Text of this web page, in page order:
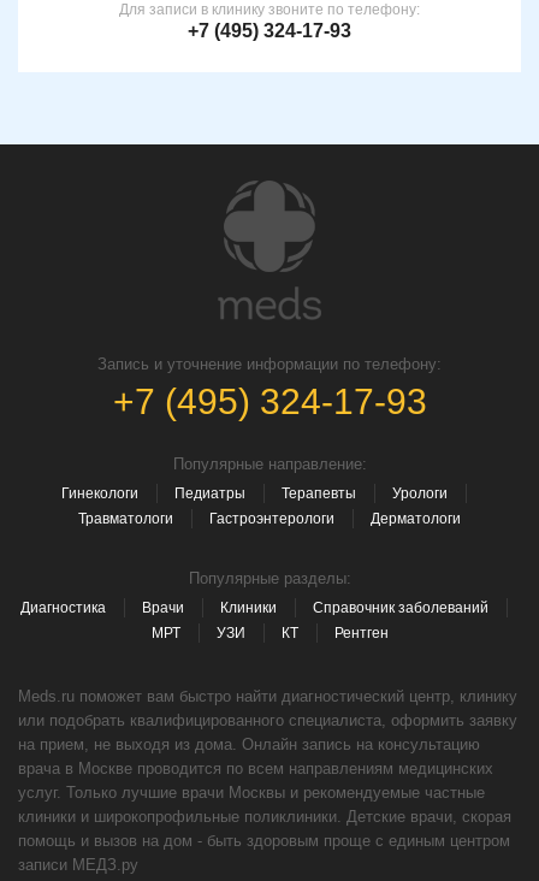
Для записи в клинику звоните по телефону:
+7 (495) 324-17-93
Запись и уточнение информации по телефону:
+7 (495) 324-17-93
Популярные направление:
Гинекологи Педиатры Терапевты
Урологи
Травматологи
Гастроэнтерологи Дерматологи
Популярные разделы:
Диагностика Врачи Клиники
Справочник заболеваний
МРТ
УЗИ КТ Рентген
Meds.ru поможет вам быстро найти диагностический центр, клинику
или подобрать квалифицированного специалиста, оформить заявку
на прием, не выходя из дома. Онлайн запись на консультацию
врача в Москве проводится по всем направлениям медицинских
услуг. Только лучшие врачи Москвы и рекомендуемые частные
клиники и широкопрофильные поликлиники. Детские врачи, скорая
помощь и вызов на дом - быть здоровым проще с единым центром
записи МЕДЗ.ру